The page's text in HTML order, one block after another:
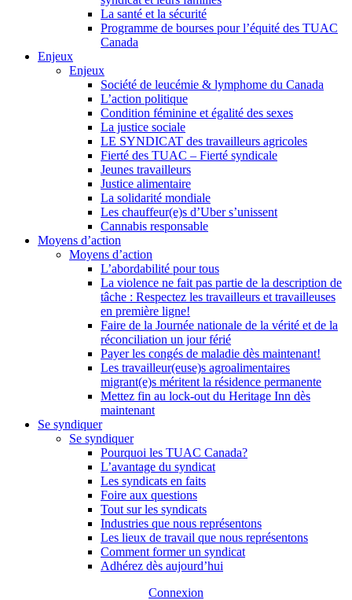
La santé et la sécurité
Programme de bourses pour l’équité des TUAC
Canada
Enjeux
Enjeux
Société de leucémie & lymphome du Canada
L’action politique
Condition féminine et égalité des sexes
La justice sociale
LE SYNDICAT des travailleurs agricoles
Fierté des TUAC – Fierté syndicale
Jeunes travailleurs
Justice alimentaire
La solidarité mondiale
Les chauffeur(e)s d’Uber s’unissent
Cannabis responsable
Moyens d’action
Moyens d’action
L’abordabilité pour tous
La violence ne fait pas partie de la description de
tâche : Respectez les travailleurs et travailleuses
en première ligne!
Faire de la Journée nationale de la vérité et de la
réconciliation un jour férié
Payer les congés de maladie dès maintenant!
Les travailleur(euse)s agroalimentaires
migrant(e)s méritent la résidence permanente
Mettez fin au lock-out du Heritage Inn dès
maintenant
Se syndiquer
Se syndiquer
Pourquoi les TUAC Canada?
L’avantage du syndicat
Les syndicats en faits
Foire aux questions
Tout sur les syndicats
Industries que nous représentons
Les lieux de travail que nous représentons
Comment former un syndicat
Adhérez dès aujourd’hui
Connexion